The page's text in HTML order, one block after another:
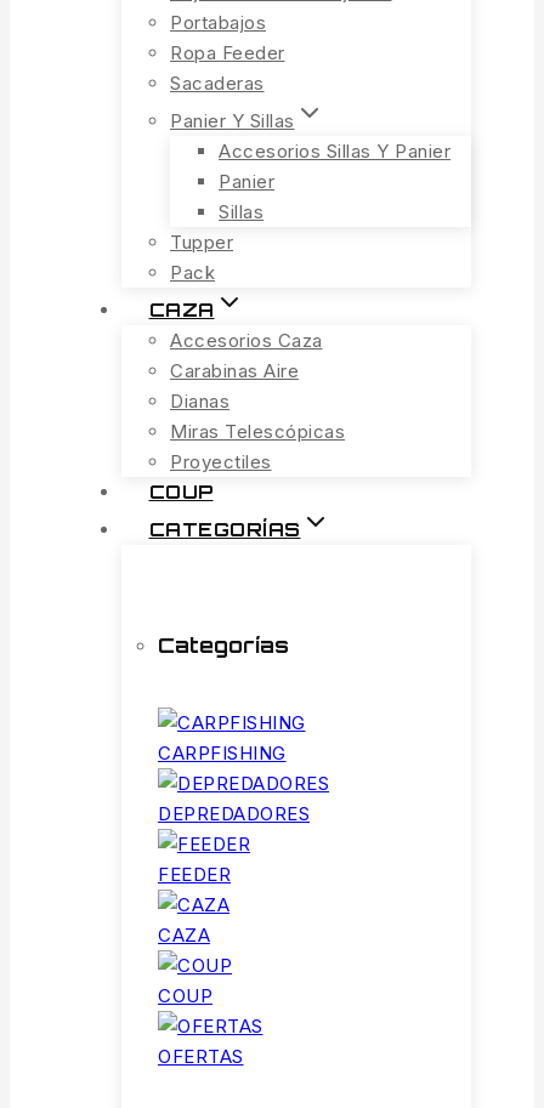
Portabajos
Ropa Feeder
Sacaderas
Panier Y Sillas
Accesorios Sillas Y Panier
Panier
Sillas
Tupper
Pack
CAZA
Accesorios Caza
Carabinas Aire
Dianas
Miras Telescópicas
Proyectiles
COUP
CATEGORÍAS
Categorías
CARPFISHING
DEPREDADORES
FEEDER
CAZA
COUP
OFERTAS